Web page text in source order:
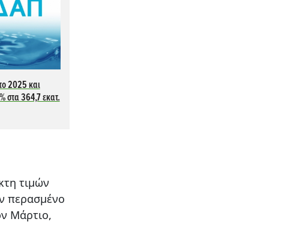
2025 και
στα 364,7 εκατ.
τιμών
περασμένο
Μάρτιο,